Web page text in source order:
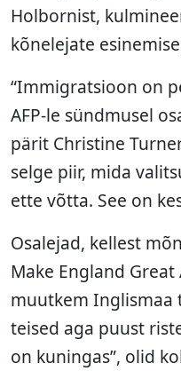
Holbornist,
kõnelejate
“Immigratsioon on
AFP-le sündmusel
pärit Christine
selge piir, mida
ette võtta. See on
Osalejad, kellest
Make England Great
muutkem Inglismaa
teised aga puust
on kuningas”, olid